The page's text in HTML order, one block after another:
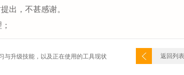
出，不甚感谢。
与升级技能，以及正在使用的工具现状 返回列表